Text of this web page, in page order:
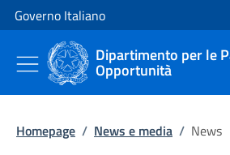
Vai al contenuto
Vai alla navigazione del sito
Governo Italiano
Dipartimento per le
Opportunità
Homepage / News e media / News